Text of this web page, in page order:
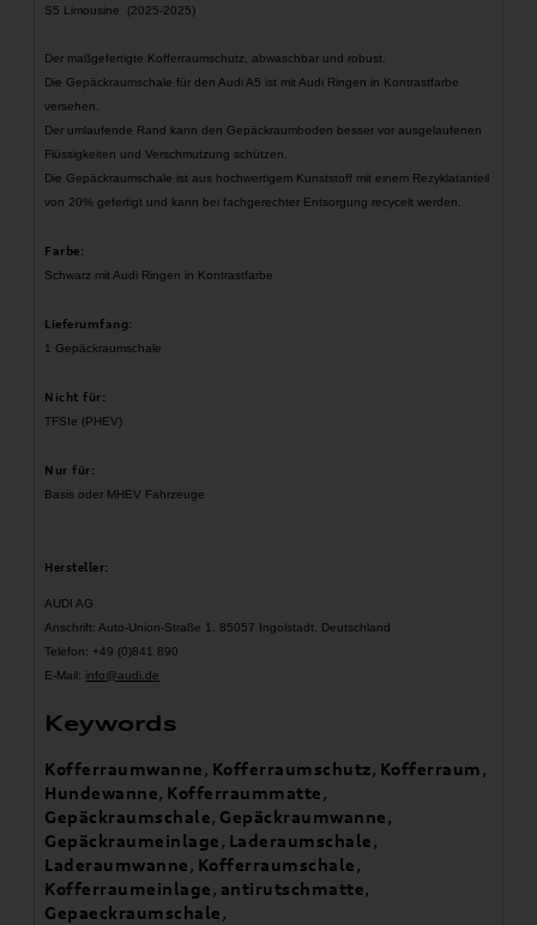
S5 Limousine (2025-2025)
Der maßgefertigte Kofferraumschutz, abwaschbar und robust.
Die Gepäckraumschale für den Audi A5 ist mit Audi Ringen in Kontrastfarbe
versehen.
Der umlaufende Rand kann den Gepäckraumboden besser vor ausgelaufenen
Flüssigkeiten und Verschmutzung schützen.
Die Gepäckraumschale ist aus hochwertigem Kunststoff mit einem Rezyklatanteil
von 20% gefertigt und kann bei fachgerechter Entsorgung recycelt werden.
Farbe:
Schwarz mit Audi Ringen in Kontrastfarbe
Lieferumfang:
1 Gepäckraumschale
Nicht für:
TFSIe (PHEV)
Nur für:
Basis oder MHEV Fahrzeuge
Hersteller:
AUDI AG
Anschrift: Auto-Union-Straße 1, 85057 Ingolstadt, Deutschland
Telefon: +49 (0)841 890
E-Mail: info@audi.de
Keywords
Kofferraumwanne, Kofferraumschutz, Kofferraum,
Hundewanne, Kofferraummatte,
Gepäckraumschale, Gepäckraumwanne,
Gepäckraumeinlage, Laderaumschale,
Laderaumwanne, Kofferraumschale,
Kofferraumeinlage, antirutschmatte,
Gepaeckraumschale,